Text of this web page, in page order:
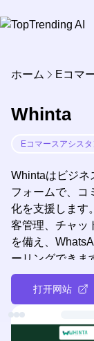
ホーム Eコマ
Whinta
Eコマースアシスタ
Whintaはビジネ
フォームで、コ
化を支援します
客管理、チャッ
を備え、
ーリングできま
に連携させ、認
ンテリジェン
ンゲージメント
打开网站